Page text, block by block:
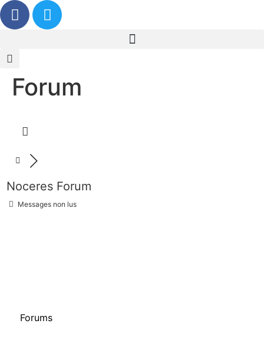
Forum
Noceres Forum
Messages non lus
Forums